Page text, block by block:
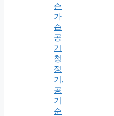
슨
가
습
공
기
청
정
기,
공
기
순